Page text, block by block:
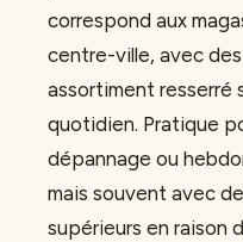
correspond aux
centre-ville, avec
assortiment resserré
quotidien. Pratique
dépannage ou
mais souvent avec
supérieurs en raison